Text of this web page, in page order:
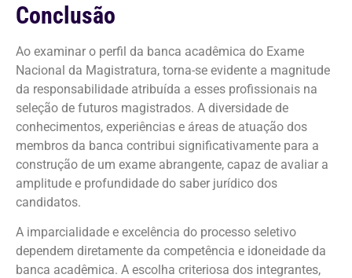
Conclusão
Ao examinar o perfil da banca acadêmica do Exame
Nacional da Magistratura, torna-se evidente a magnitude
da responsabilidade atribuída a esses profissionais na
seleção de futuros magistrados. A diversidade de
conhecimentos, experiências e áreas de atuação dos
membros da banca contribui significativamente para a
construção de um exame abrangente, capaz de avaliar a
amplitude e profundidade do saber jurídico dos
candidatos.
A imparcialidade e excelência do processo seletivo
dependem diretamente da competência e idoneidade da
banca acadêmica. A escolha criteriosa dos integrantes,